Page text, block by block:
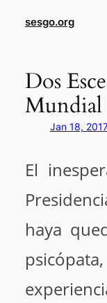
sesgo.org
Dos
Mundial
Jan 18,
El
haya